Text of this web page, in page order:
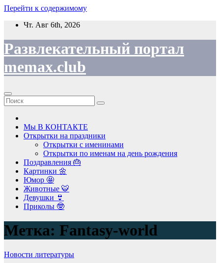
Перейти к содержимому
Чт. Авг 6th, 2026
Развлекательный портал
memax.club
Мы В КОНТАКТЕ
Открытки на праздники
Открытки с именинами
Открытки по именам на день рождения
Поздравления 🎂
Картинки 🌼
Юмор 🤩
Животные 🐯
Девушки 👙
Приколы 🤓
Метка: Fantasy-world
Новости литературы